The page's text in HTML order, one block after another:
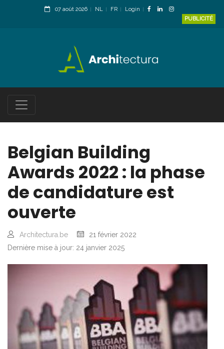
07 août 2026 NL FR
Login
PUBLICITÉ
Belgian Building
Awards 2022 : la phase
de candidature est
ouverte
Architectura.be
21 février 2022
Dernière mise à jour: 24 janvier 2025